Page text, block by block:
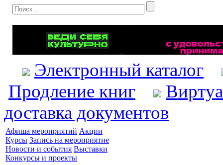
Электронный каталог
Продление книг
доставка документов
Афиша мероприятий Акции
Курсы Запись на мероприятие
Новости и события Выставки
Конкурсы и проекты